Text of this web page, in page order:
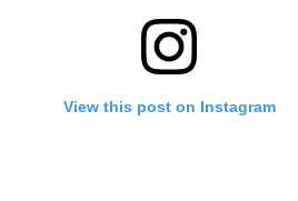
View this post on Instagram